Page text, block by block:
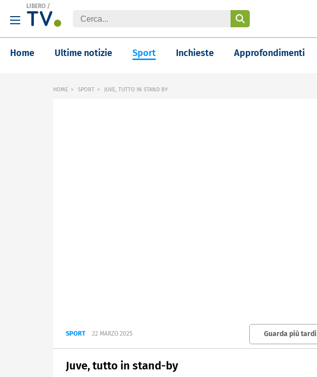
LIBERO /
Home Ultime notizie Sport Inchieste Approfondimenti
HOME SPORT JUVE, TUTTO IN STAND BY
SPORT 22 MARZO 2025 Guarda più tardi
Juve, tutto in stand-by